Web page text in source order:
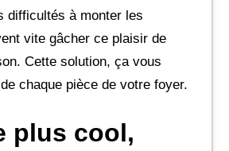
difficultés à monter les
vite gâcher ce plaisir de
Cette solution, ça vous
chaque pièce de votre foyer.
plus cool,